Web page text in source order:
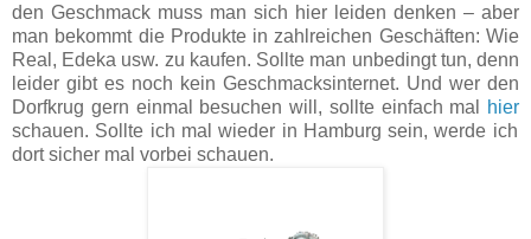
den Geschmack muss man sich hier leiden denken – aber
man bekommt die Produkte in zahlreichen Geschäften: Wie
Real, Edeka usw. zu kaufen. Sollte man unbedingt tun, denn
leider gibt es noch kein Geschmacksinternet. Und wer den
Dorfkrug gern einmal besuchen will, sollte einfach mal
hier
schauen. Sollte ich mal wieder in Hamburg sein, werde ich
dort sicher mal vorbei schauen.